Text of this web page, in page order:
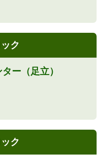
ク
ー（足立）
ク